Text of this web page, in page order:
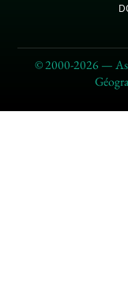
© 2000-2026 —